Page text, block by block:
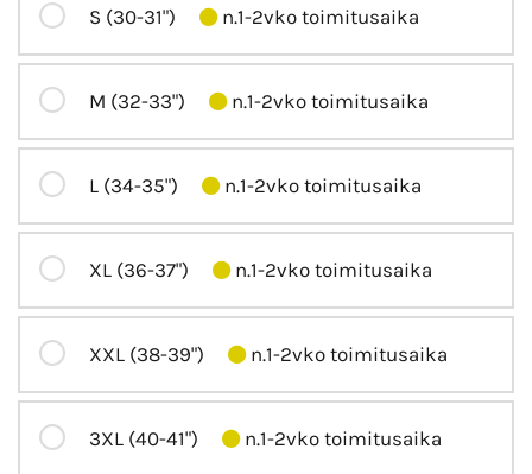
S (30-31") n.1-2vko toimitusaika
M (32-33") n.1-2vko toimitusaika
L (34-35") n.1-2vko toimitusaika
XL (36-37") n.1-2vko toimitusaika
XXL (38-39") n.1-2vko toimitusaika
3XL (40-41") n.1-2vko toimitusaika